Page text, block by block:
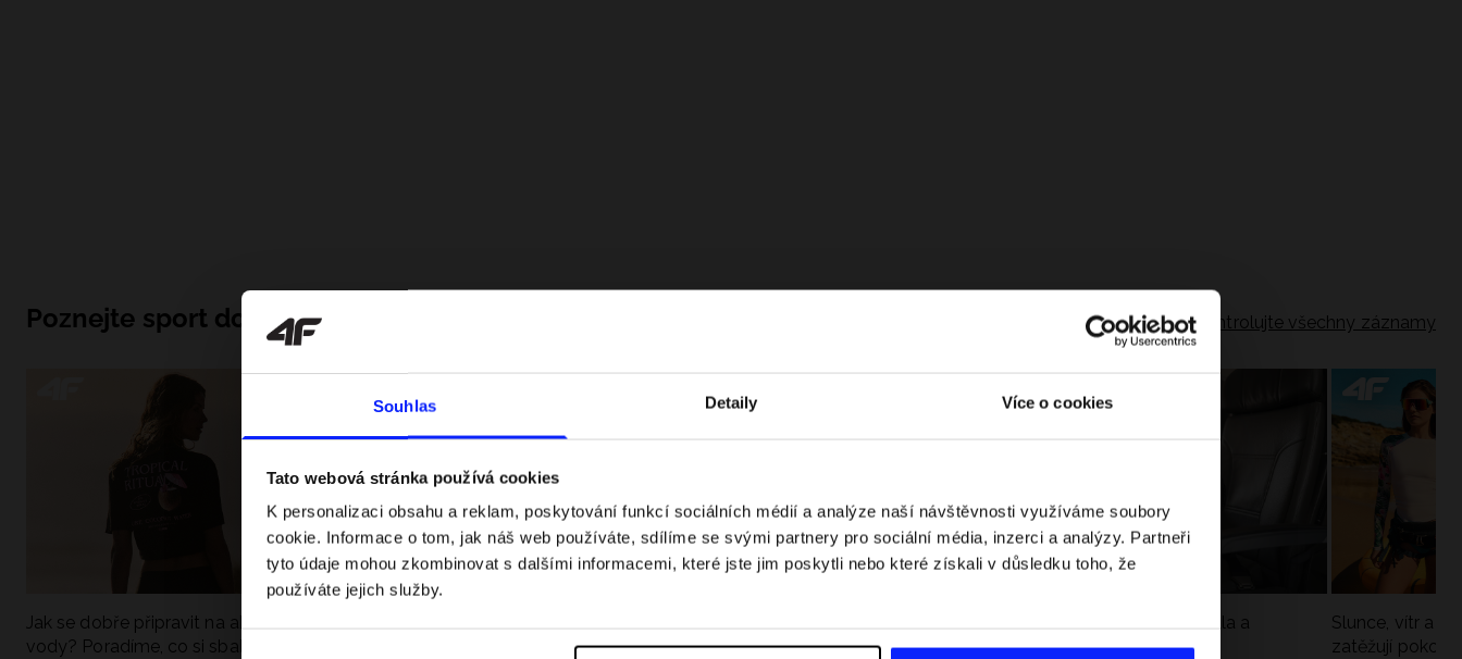
Souhlas Detaily Více o cookies
Tato webová stránka používá cookies
K personalizaci obsahu a reklam, poskytování funkcí sociálních médií a analýze naší návštěvnosti využíváme soubory
cookie. Informace o tom, jak náš web používáte, sdílíme se svými partnery pro sociální média, inzerci a analýzy. Partneři
tyto údaje mohou zkombinovat s dalšími informacemi, které jste jim poskytli nebo které získali v důsledku toho, že
používáte jejich služby.
Poznejte sport do hloubky Zkontrolujte všechny záznamy
Jak se dobře připravit na aktivní den u
vody? Poradíme, co si sbalit
kategorie? Kompletní průvodce
závodů, rekordy a nejlepší jezdci F1
Jak si sbalit batoh do letadla a
nepřekročit limity?
Slunce, vítr a
zatěžují